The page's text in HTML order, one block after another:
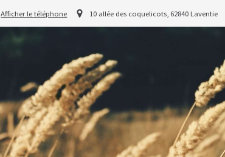
Afficher le téléphone 10 allée des coquelicots, 62840 Laventie